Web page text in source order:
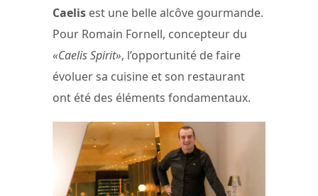
Caelis est une belle alcôve gourmande.
Pour Romain Fornell, concepteur du
«Caelis Spirit», l’opportunité de faire
évoluer sa cuisine et son restaurant
ont été des éléments fondamentaux.